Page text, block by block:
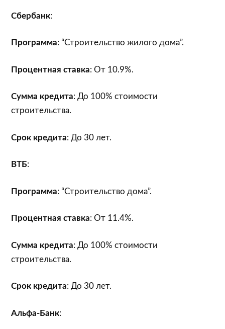
Сбербанк:
Программа: “Строительство жилого дома”.
Процентная ставка: От 10.9%.
Сумма кредита: До 100% стоимости
строительства.
Срок кредита: До 30 лет.
ВТБ:
Программа: “Строительство дома”.
Процентная ставка: От 11.4%.
Сумма кредита: До 100% стоимости
строительства.
Срок кредита: До 30 лет.
Альфа-Банк: